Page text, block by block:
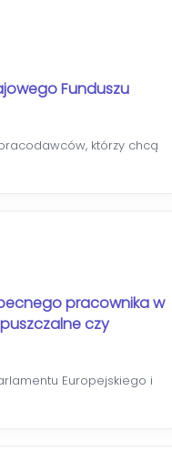
Funduszu
którzy chcą
pracownika w
czy
Europejskiego i